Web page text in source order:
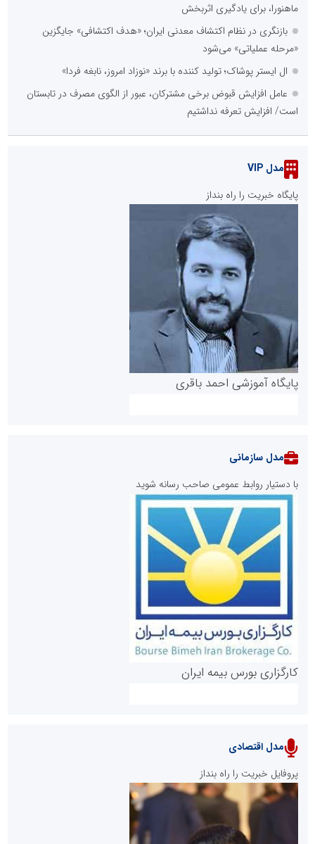
ماهنورا، برای یادگیری اثربخش
بازنگری در نظام اکتشاف معدنی ایران؛ «هدف اکتشافی» جایگزین
«مرحله عملیاتی» می‌شود
ال ایستر پوشاک؛ تولید کننده با برند «نوزاد امروز، نابغه فردا»
عامل افزایش قبوض برخی مشترکان، عبور از الگوی مصرف در تابستان
است/ افزایش تعرفه نداشتیم
مدل VIP
پایگاه خبریت را راه بنداز
پایگاه آموزشی احمد باقری
روابط عمومی خبرگزاری گزارش خبر
پایگاه خبری نهضت ملی مسکن
مدل سازمانی
با دستیار روابط عمومی صاحب رسانه شوید
کارگزاری بورس بیمه ایران
مدل اقتصادی
پروفایل خبریت را راه بنداز